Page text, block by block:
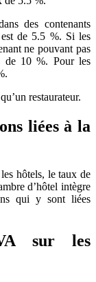
des contenants
de 5.5 %. Si les
ne pouvant pas
de 10 %. Pour les
restaurateur.
liées à la
hôtels, le taux de
d’hôtel intègre
qui y sont liées
sur les